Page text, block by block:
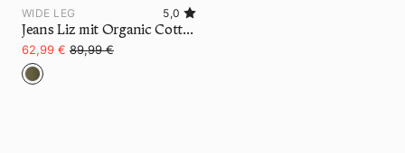
WIDE LEG 5,0
Jeans Liz mit Organic Cotton
62,99 € 89,99 €